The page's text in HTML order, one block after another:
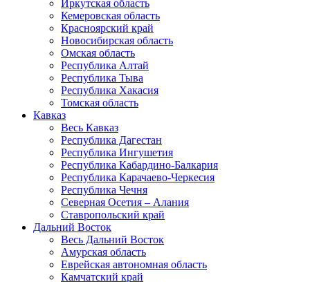
Иркутская область
Кемеровская область
Красноярский край
Новосибирская область
Омская область
Республика Алтай
Республика Тыва
Республика Хакасия
Томская область
Кавказ
Весь Кавказ
Республика Дагестан
Республика Ингушетия
Республика Кабардино-Балкария
Республика Карачаево-Черкесия
Республика Чечня
Северная Осетия – Алания
Ставропольский край
Дальний Восток
Весь Дальний Восток
Амурская область
Еврейская автономная область
Камчатский край